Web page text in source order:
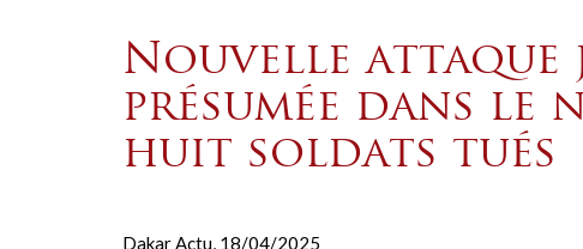
Nouvelle attaque
présumée dans le
huit soldats tués
Dakar Actu, 18/04/2025